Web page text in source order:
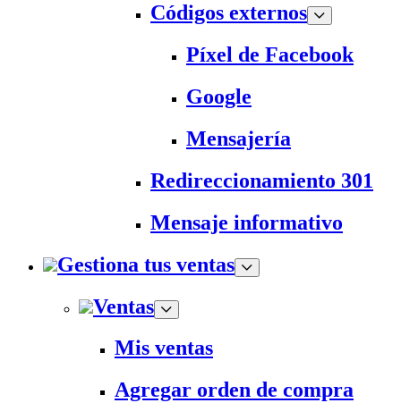
Códigos externos
Píxel de Facebook
Google
Mensajería
Redireccionamiento 301
Mensaje informativo
Gestiona tus ventas
Ventas
Mis ventas
Agregar orden de compra